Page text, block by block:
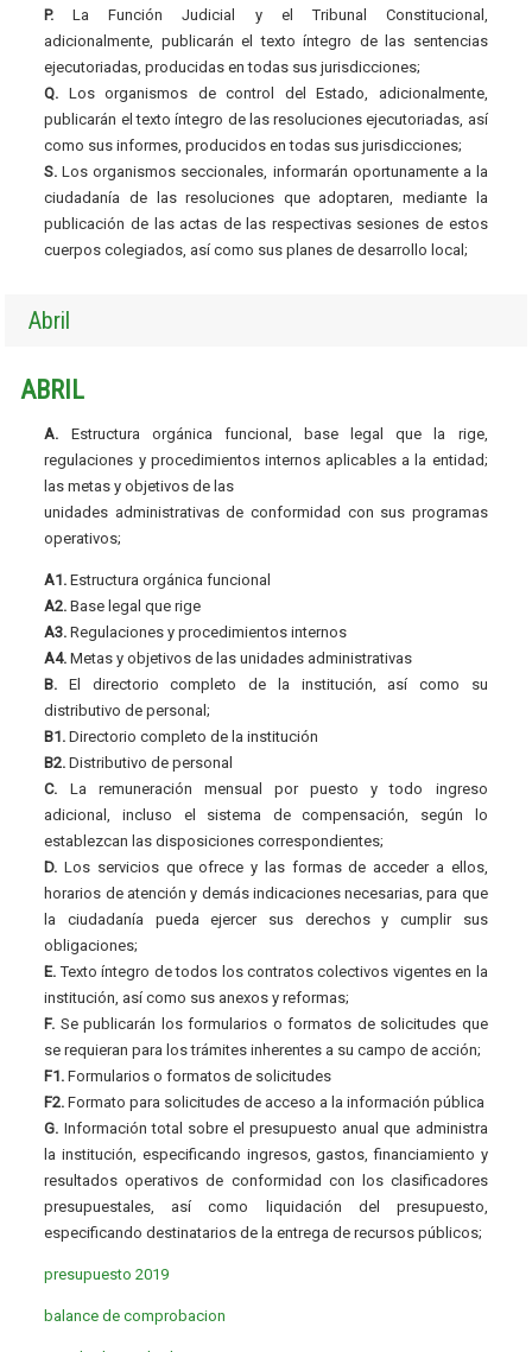
P. La Función Judicial y el Tribunal Constitucional,
adicionalmente, publicarán el texto íntegro de las sentencias
ejecutoriadas, producidas en todas sus jurisdicciones;
Q. Los organismos de control del Estado, adicionalmente,
publicarán el texto íntegro de las resoluciones ejecutoriadas, así
como sus informes, producidos en todas sus jurisdicciones;
S. Los organismos seccionales, informarán oportunamente a la
ciudadanía de las resoluciones que adoptaren, mediante la
publicación de las actas de las respectivas sesiones de estos
cuerpos colegiados, así como sus planes de desarrollo local;
Abril
ABRIL
A. Estructura orgánica funcional, base legal que la rige,
regulaciones y procedimientos internos aplicables a la entidad;
las metas y objetivos de las
unidades administrativas de conformidad con sus programas
operativos;
A1. Estructura orgánica funcional
A2. Base legal que rige
A3. Regulaciones y procedimientos internos
A4. Metas y objetivos de las unidades administrativas
B. El directorio completo de la institución, así como su
distributivo de personal;
B1. Directorio completo de la institución
B2. Distributivo de personal
C. La remuneración mensual por puesto y todo ingreso
adicional, incluso el sistema de compensación, según lo
establezcan las disposiciones correspondientes;
D. Los servicios que ofrece y las formas de acceder a ellos,
horarios de atención y demás indicaciones necesarias, para que
la ciudadanía pueda ejercer sus derechos y cumplir sus
obligaciones;
E. Texto íntegro de todos los contratos colectivos vigentes en la
institución, así como sus anexos y reformas;
F. Se publicarán los formularios o formatos de solicitudes que
se requieran para los trámites inherentes a su campo de acción;
F1. Formularios o formatos de solicitudes
F2. Formato para solicitudes de acceso a la información pública
G. Información total sobre el presupuesto anual que administra
la institución, especificando ingresos, gastos, financiamiento y
resultados operativos de conformidad con los clasificadores
presupuestales, así como liquidación del presupuesto,
especificando destinatarios de la entrega de recursos públicos;
presupuesto 2019
balance de comprobacion